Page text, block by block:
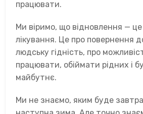
працювати.
Ми віримо, що відновлення —
лікування. Це про повернення
людську гідність, про
працювати, обіймати рідних і
майбутнє.
Ми не знаємо, яким буде